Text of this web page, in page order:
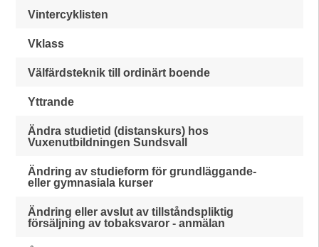
Vintercyklisten
Vklass
Välfärdsteknik till ordinärt boende
Yttrande
Ändra studietid (distanskurs) hos
Vuxenutbildningen Sundsvall
Ändring av studieform för grundläggande-
eller gymnasiala kurser
Ändring eller avslut av tillståndspliktig
försäljning av tobaksvaror - anmälan